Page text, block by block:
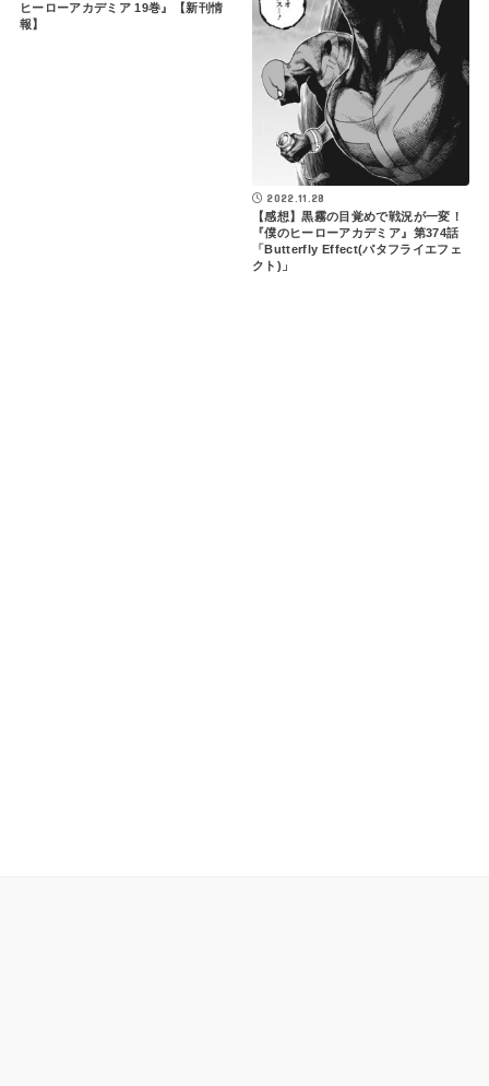
ヒーローアカデミア 19巻』【新刊情
報】
2022.11.28
【感想】黒霧の目覚めで戦況が一変！
『僕のヒーローアカデミア』第374話
「Butterfly Effect(バタフライエフェ
クト)」